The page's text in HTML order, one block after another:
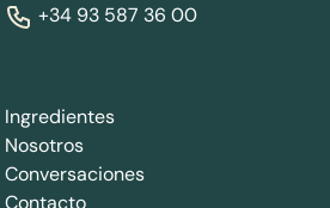
+34 93 587 36 00
Ingredientes
Nosotros
Conversaciones
Contacto